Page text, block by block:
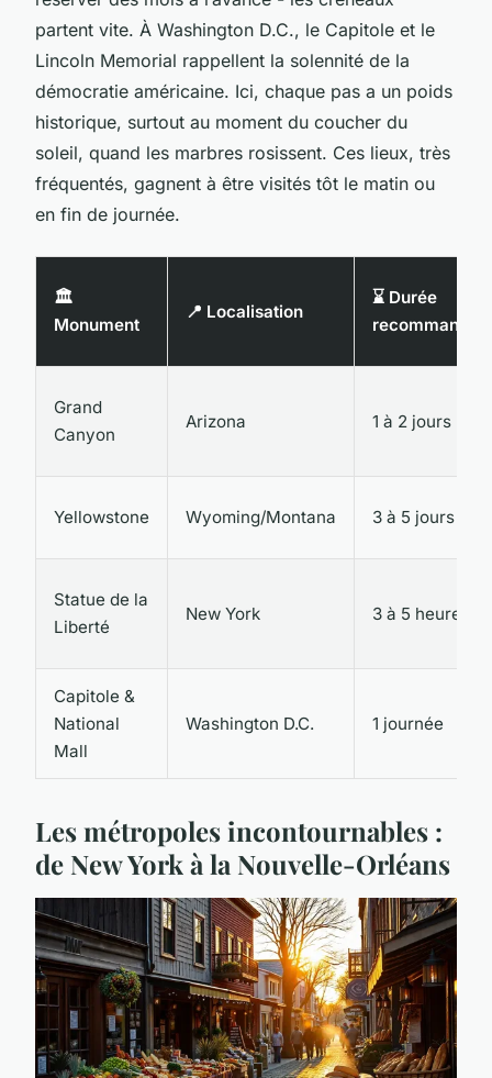
partent vite. À Washington D.C., le Capitole et le
Lincoln Memorial rappellent la solennité de la
démocratie américaine. Ici, chaque pas a un poids
historique, surtout au moment du coucher du
soleil, quand les marbres rosissent. Ces lieux, très
fréquentés, gagnent à être visités tôt le matin ou
en fin de journée.
🏛️
Monument
📍 Localisation
⌛ Durée
recommandée
Grand
Canyon
Arizona 1 à 2 jours
Yellowstone Wyoming/Montana 3 à 5 jours
Statue de la
Liberté
New York 3 à 5 heures
Capitole &
National
Mall
Washington D.C. 1 journée
Les métropoles incontournables :
de New York à la Nouvelle-Orléans